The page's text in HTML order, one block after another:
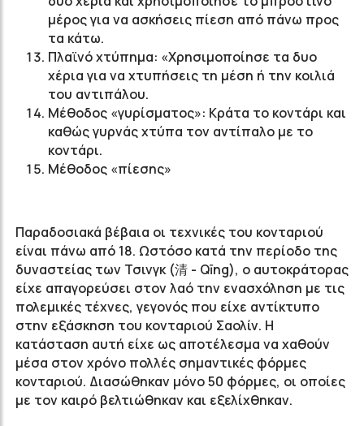
μέρος για να ασκήσεις πίεση από πάνω προς
τα κάτω.
Πλαϊνό χτύπημα: «Χρησιμοποίησε τα δυο
χέρια για να χτυπήσεις τη μέση ή την κοιλιά
του αντιπάλου.
Μέθοδος «γυρίσματος»: Κράτα το κοντάρι και
καθώς γυρνάς χτύπα τον αντίπαλο με το
κοντάρι.
Μέθοδος «πίεσης»
Παραδοσιακά βέβαια οι τεχνικές του κονταριού
είναι πάνω από 18. Ωστόσο κατά την περίοδο της
δυναστείας των Τσινγκ (清 - Qīng), ο αυτοκράτορας
είχε απαγορεύσει στον λαό την ενασχόληση με τις
πολεμικές τέχνες, γεγονός που είχε αντίκτυπο
στην εξάσκηση του κονταριού Σαολίν. Η
κατάσταση αυτή είχε ως αποτέλεσμα να χαθούν
μέσα στον χρόνο πολλές σημαντικές φόρμες
κονταριού. Διασώθηκαν μόνο 50 φόρμες, οι οποίες
με τον καιρό βελτιώθηκαν και εξελίχθηκαν.